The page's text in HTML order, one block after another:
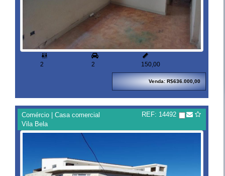

2 2

150,00
Venda: R$636.000,00
Comércio | Casa comercial
Vila Bela
REF: 14492